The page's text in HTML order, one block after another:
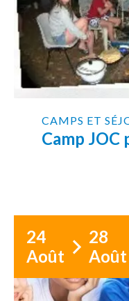
CAMPS ET
Camp JOC
24
Août
28
Août